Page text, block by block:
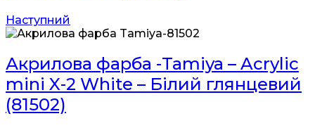
Наступний
Акрилова фарба -Tamiya – Acrylic
mini X-2 White – Білий глянцевий
(81502)